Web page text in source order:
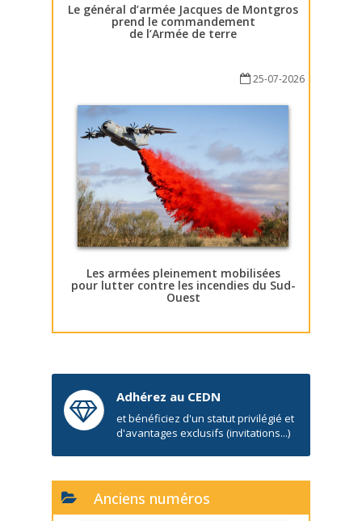
Le général d’armée Jacques de Montgros
prend le commandement
de l’Armée de terre
25-07-2026
Les armées pleinement mobilisées
pour lutter contre les incendies du Sud-
Ouest
Adhérez au CEDN
et bénéficiez d'un statut privilégié et
d'avantages exclusifs (invitations...)
Anciens numéros